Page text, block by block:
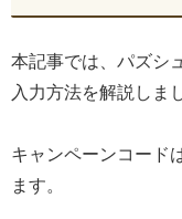
本記事では、パズシ
入力方法を解説しま
キャンペーンコード
ます。